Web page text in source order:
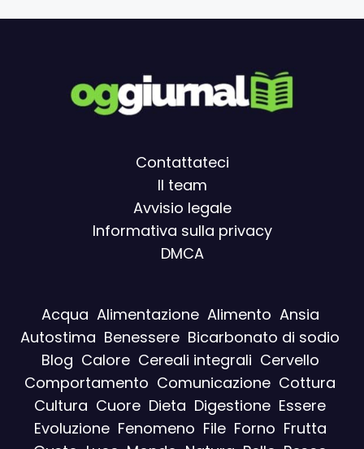
Contattateci
Il team
Avvisio legale
Informativa sulla privacy
DMCA
Acqua Alimentazione Alimento Ansia
Autostima Benessere Bicarbonato di sodio
Blog Calore Cereali integrali Cervello
Comportamento Comunicazione Cottura
Cultura Cuore Dieta Digestione Essere
Evoluzione Fenomeno File Forno Frutta